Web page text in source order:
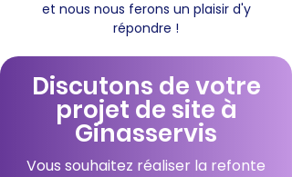
et nous nous ferons un plaisir d'y
répondre !
Discutons de votre
projet de site à
Ginasservis
Vous souhaitez réaliser la refonte